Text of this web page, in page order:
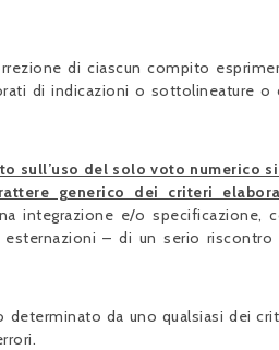
di ciascun compito
di indicazioni o sottolineature o
sull’uso del solo voto numerico
generico dei criteri
integrazione e/o specificazione,
– di un serio riscontro
da uno qualsiasi dei